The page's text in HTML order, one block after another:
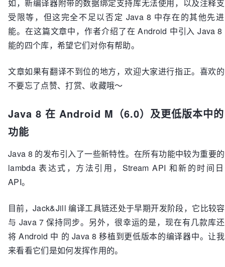
如，新编译器附带的数据绑定支持库无法使用，以及注释
受限等，但这完全不足以否定 Java 8 中存在的其他先
能。在这篇文章中，作者介绍了在 Android 中引入 Java 8
能的四个库，希望它们对你有帮助。
文章如果有翻译不到位的地方，欢迎大家进行指正。喜欢
不要忘了点赞、打赏、收藏哦～
Java 8 在 Android M（6.0）及更低版本中的
功能
Java 8 的发布引入了一些新特性。在所有功能中较为重要
lambda 表达式，方法引用，Stream API 和新的时间
API。
目前，Jack&Jill 编译工具链还处于早期开发阶段，它比较
与 Java 7 保持同步。另外，很幸运的是，现在有几款库
将 Android 中 的 Java 8 移植到更低版本的编译器中。让
来看看它们是如何发挥作用的。